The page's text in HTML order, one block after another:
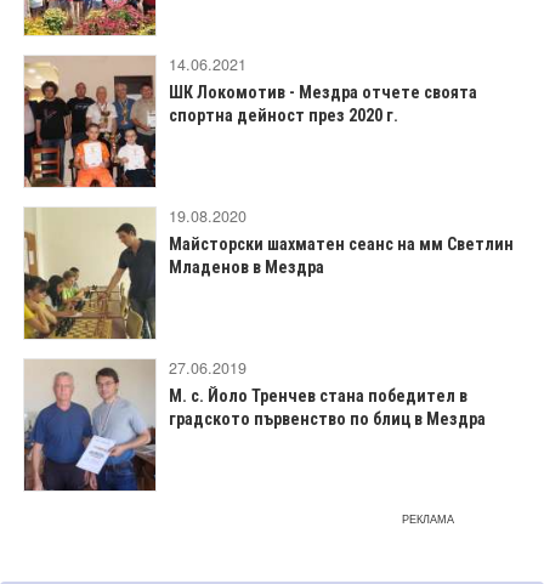
14.06.2021
ШК Локомотив - Мездра отчете своята
спортна дейност през 2020 г.
19.08.2020
Майсторски шахматен сеанс на мм Светлин
Младенов в Мездра
27.06.2019
М. с. Йоло Тренчев стана победител в
градското първенство по блиц в Мездра
РЕКЛАМА